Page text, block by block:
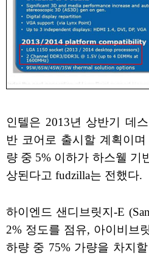
인텔은 2013년 상반기 데
반 코어로 출시할 계획이
량 중 5% 이하가 하스웰 기
상된다고 fudzilla는 전했다.
하이엔드 샌디브릿지-E
2% 정도를 점유, 아이비브
하량 중 75% 가량을 차지